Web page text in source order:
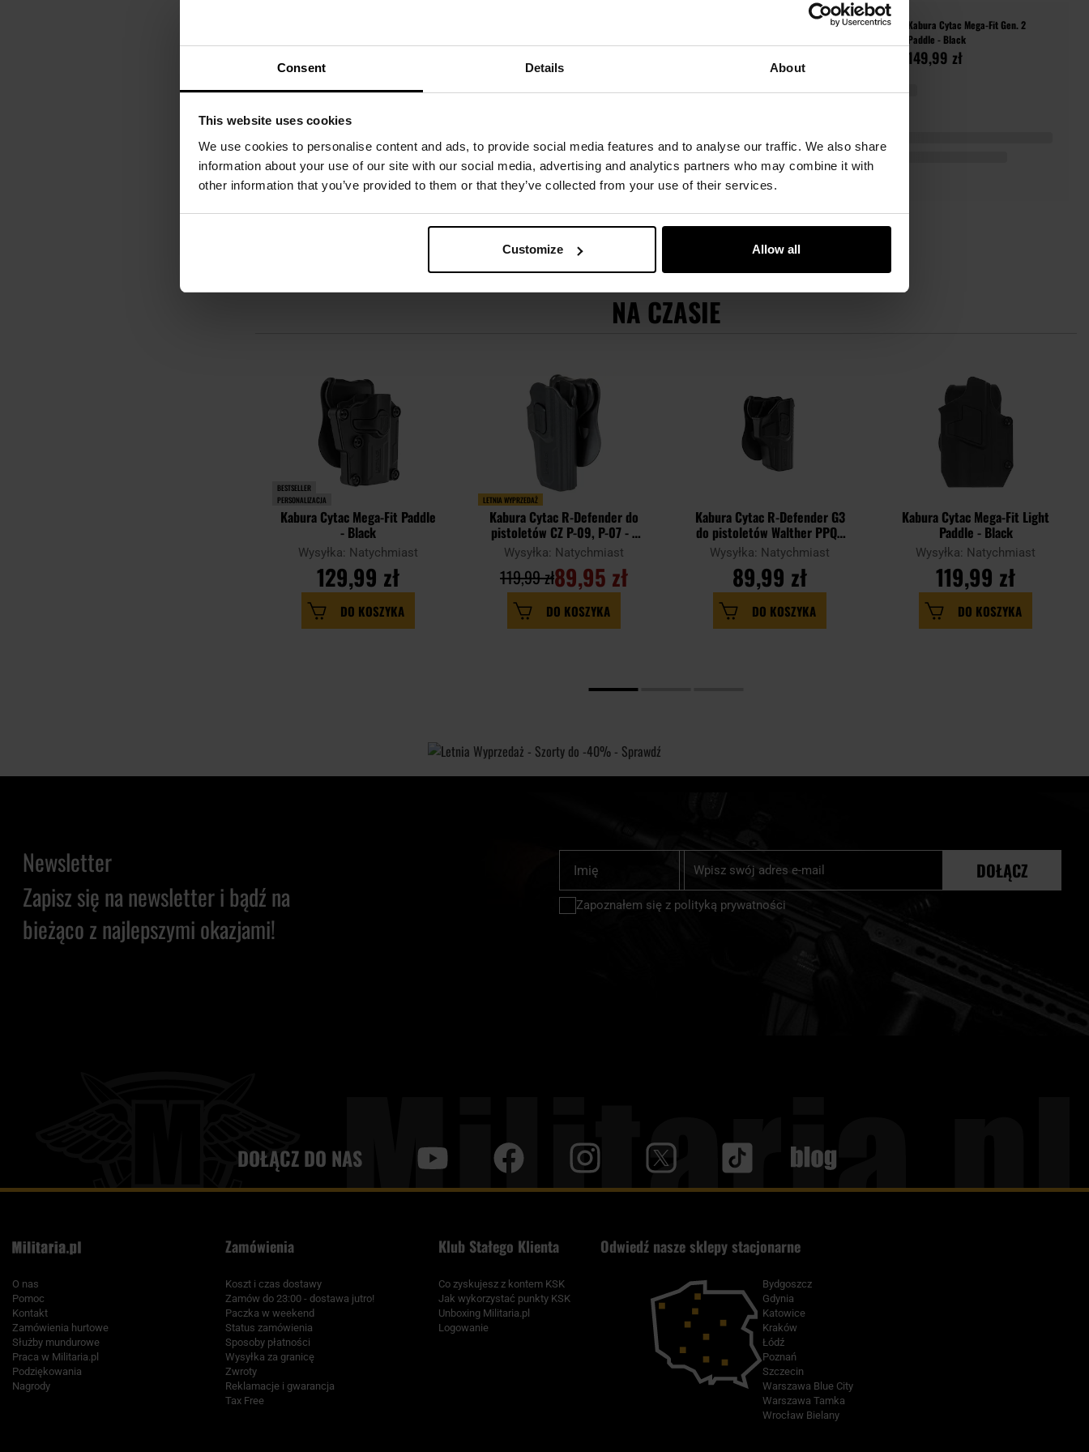
Consent Details About
This website uses cookies
We use cookies to personalise content and ads, to provide social media features and to analyse our traffic. We also share
information about your use of our site with our social media, advertising and analytics partners who may combine it with
other information that you’ve provided to them or that they’ve collected from your use of their services.
Customize Allow all
Kabura Cytac Mega-Fit Gen. 2
Paddle - Black
149,99 zł
NA CZASIE
BESTSELLER
PERSONALIZACJA
Kabura Cytac Mega-Fit Paddle
- Black
Wysyłka: Natychmiast
129,99 zł
DO KOSZYKA
LETNIA WYPRZEDAŻ
Kabura Cytac R-Defender do
pistoletów CZ P-09, P-07 - z
płetwą
Wysyłka: Natychmiast
89,95 zł
119,99 zł
DO KOSZYKA
Kabura Cytac R-Defender G3
do pistoletów Walther PPQ -
z płetwą
Wysyłka: Natychmiast
89,99 zł
DO KOSZYKA
Kabura Cytac Mega-Fit Light
Paddle - Black
Wysyłka: Natychmiast
119,99 zł
DO KOSZYKA
Newsletter
Zapisz się na newsletter i bądź na
bieżąco z najlepszymi okazjami!
Subskrybuj
nasz
newsletter:
Zapoznałem się z polityką prywatności
DOŁĄCZ
DOŁĄCZ DO NAS Blog
O nas
Pomoc
Kontakt
Zamówienia hurtowe
Służby mundurowe
Praca w Militaria.pl
Podziękowania
Nagrody
Zamówienia
Koszt i czas dostawy
Zamów do 23:00 - dostawa jutro!
Paczka w weekend
Status zamówienia
Sposoby płatności
Wysyłka za granicę
Zwroty
Reklamacje i gwarancja
Tax Free
Klub Stałego Klienta
Co zyskujesz z kontem KSK
Jak wykorzystać punkty KSK
Unboxing Militaria.pl
Logowanie
Odwiedź nasze sklepy stacjonarne
Bydgoszcz
Gdynia
Katowice
Kraków
Łódź
Poznań
Szczecin
Warszawa Blue City
Warszawa Tamka
Wrocław Bielany